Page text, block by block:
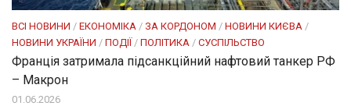
ВСІ НОВИНИ / ЕКОНОМІКА / ЗА КОРДОНОМ / НОВИНИ КИЄВА /
НОВИНИ УКРАЇНИ / ПОДІЇ / ПОЛІТИКА / СУСПІЛЬСТВО
Франція затримала підсанкційний нафтовий танкер РФ
– Макрон
01.06.2026